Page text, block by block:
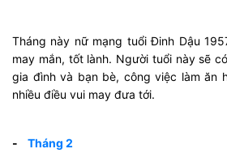
Tháng này nữ mạng tuổi Đinh Dậu
may mắn, tốt lành. Người tuổi này sẽ
gia đình và bạn bè, công việc làm ăn
nhiều điều vui may đưa tới.
- Tháng 2